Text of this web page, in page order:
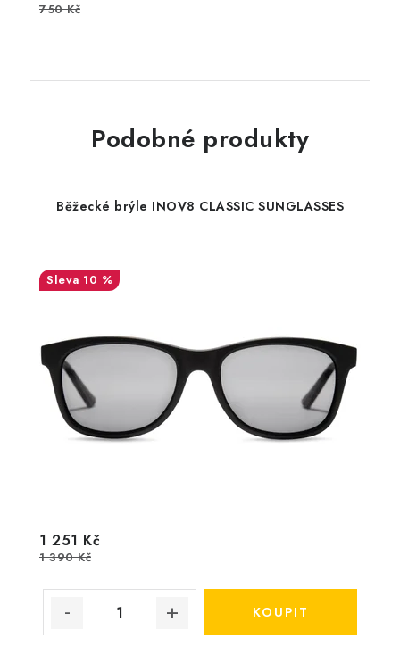
750 Kč
Podobné produkty
Běžecké brýle INOV8 CLASSIC SUNGLASSES
10 %
1 251 Kč
1 390 Kč